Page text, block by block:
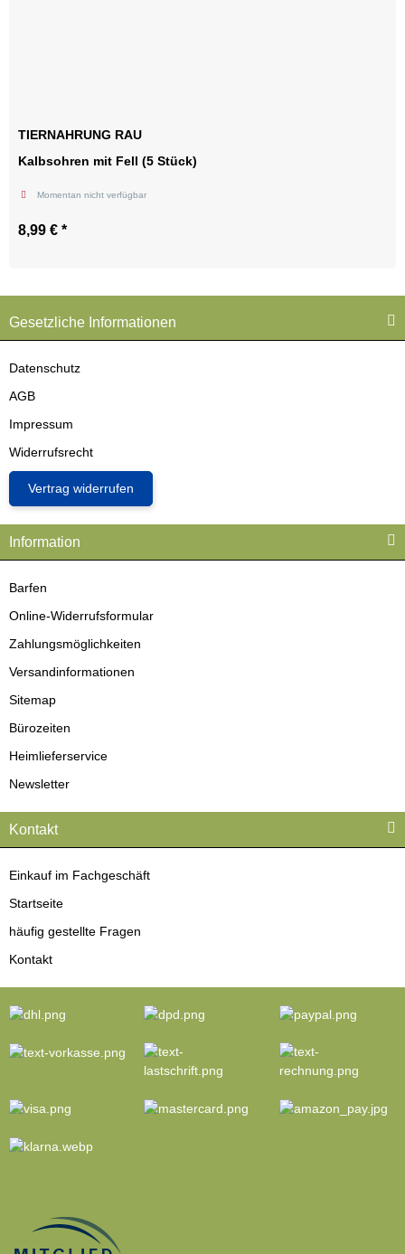
TIERNAHRUNG RAU
Kalbsohren mit Fell (5 Stück)
Momentan nicht verfügbar
8,99 € *
Gesetzliche Informationen
Datenschutz
AGB
Impressum
Widerrufsrecht
Vertrag widerrufen
Information
Barfen
Online-Widerrufsformular
Zahlungsmöglichkeiten
Versandinformationen
Sitemap
Bürozeiten
Heimlieferservice
Newsletter
Kontakt
Einkauf im Fachgeschäft
Startseite
häufig gestellte Fragen
Kontakt